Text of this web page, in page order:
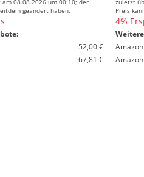
08.08.2026 um 00:10; der
geändert haben.
52,00 €
67,81 €
zuletzt
Preis
4%
Amazon
Amazon